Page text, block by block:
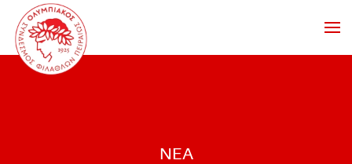
Skip to main content
ΝΕΑ